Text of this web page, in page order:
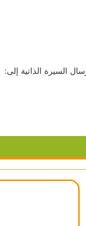
السيرة الذاتية إلى: